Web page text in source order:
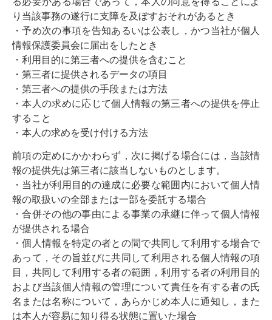
り当該事務の遂行に支障を及ぼすおそれがあるとき
・予め次の事項を告知あるいは公表し，かつ当社が個人
情報保護委員会に届出をしたとき
・利用目的に第三者への提供を含むこと
・第三者に提供されるデータの項目
・第三者への提供の手段または方法
・本人の求めに応じて個人情報の第三者への提供を停止
すること
・本人の求めを受け付ける方法
前項の定めにかかわらず，次に掲げる場合には，当該情
報の提供先は第三者に該当しないものとします。
・当社が利用目的の達成に必要な範囲内において個人情
報の取扱いの全部または一部を委託する場合
・合併その他の事由による事業の承継に伴って個人情報
が提供される場合
・個人情報を特定の者との間で共同して利用する場合で
あって，その旨並びに共同して利用される個人情報の項
目，共同して利用する者の範囲，利用する者の利用目的
および当該個人情報の管理について責任を有する者の氏
名または名称について，あらかじめ本人に通知し，また
は本人が容易に知り得る状態に置いた場合